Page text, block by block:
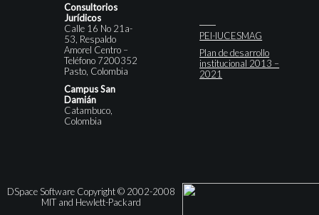
Consultorios
Jurídicos
Calle 16 No 21a-
53, Respaldo
Amorel Centro –
Teléfono 7200352
Pasto, Colombia
Campus San
Damián
Catambuco,
Colombia
PEI-IUCESMAG
Plan de desarrollo
institucional 2013 –
2021
DSpace Software Copyright © 2002-2008
MIT and Hewlett-Packard